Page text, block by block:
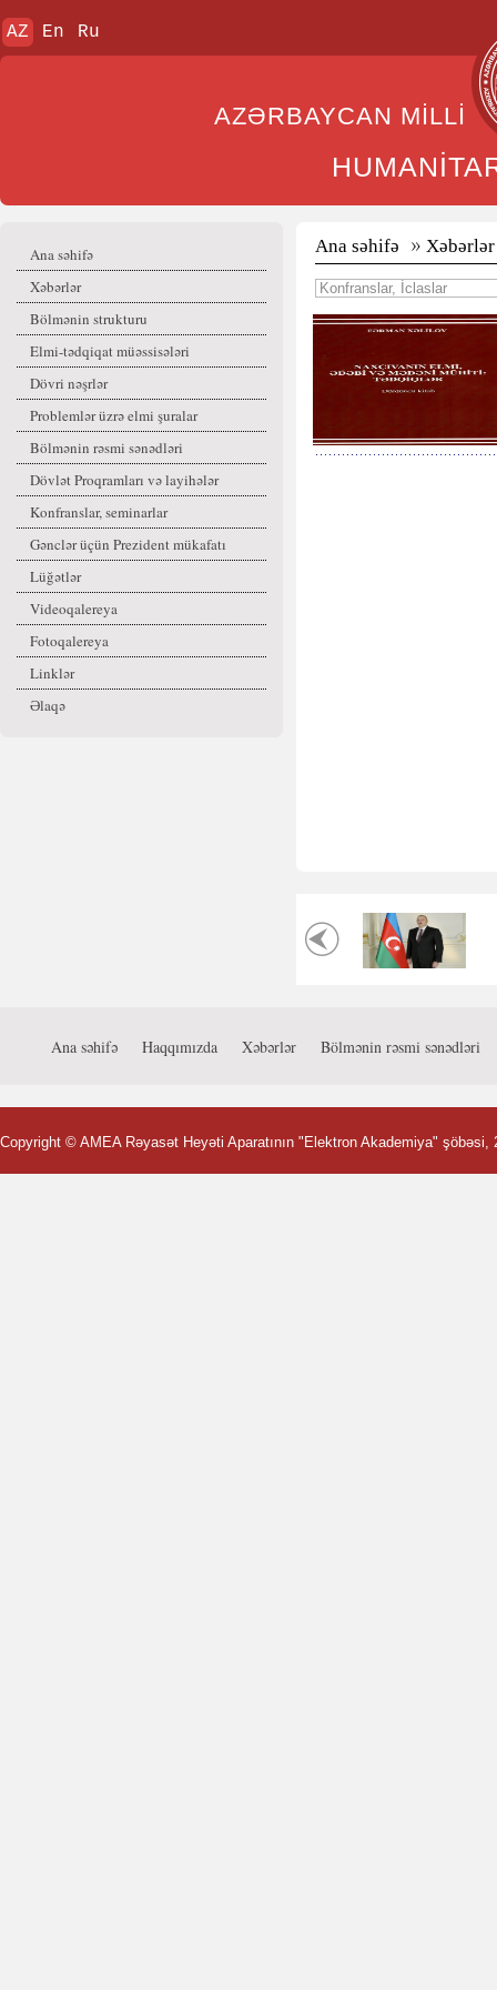
AZ En Ru
AZƏRBAYCAN
Ana səhifə
Xəbərlər
Bölmənin strukturu
Elmi-tədqiqat müəssisələri
Dövri nəşrlər
Problemlər üzrə elmi şuralar
Bölmənin rəsmi sənədləri
Dövlət Proqramları və layihələr
Konfranslar, seminarlar
Gənclər üçün Prezident mükafatı
Lüğətlər
Videoqalereya
Fotoqalereya
Linklər
Əlaqə
Ana səhifə Xəbərlər
Ana səhifə Haqqımızda Xəbərlər Bölmənin rəsmi sənədləri
Copyright © AMEA Rəyasət Heyəti Aparatının "Elektron Akademiya" şöbəsi,